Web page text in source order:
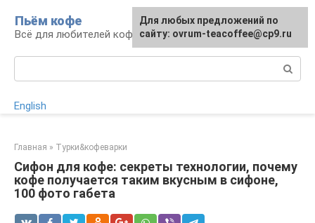
контенту
Пьём кофе
Всё для любителей кофе
English
Главная » Турки&кофеварки
Сифон для кофе: секреты технологии, почему
кофе получается таким вкусным в сифоне,
100 фото габета
Для любых предложений по
сайту: ovrum-teacoffee@cp9.ru
Для любых предложений по
сайту: ovrum-teacoffee@cp9.ru